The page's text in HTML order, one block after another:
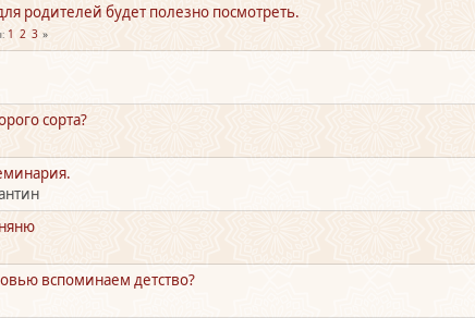
родителей будет полезно посмотреть.
1 2 3
сорта?
вспоминаем детство?